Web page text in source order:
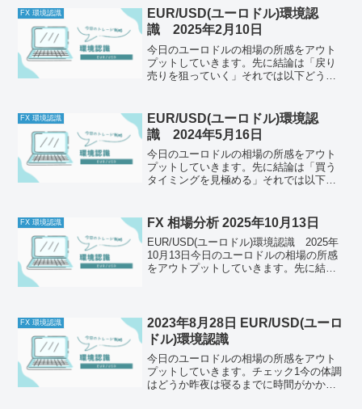
調がいいと思います。ただこれから大雨
が降る予報をみたせいか、な...
FX 環境認識
EUR/USD(ユーロドル)環境認
識 2025年2月10日
今日のユーロドルの相場の所感をアウト
プットしていきます。先に結論は「戻り
売りを狙っていく」それでは以下どう
はどうか今日もとくに懸念点はなし。メ
ンタルは安定しているかメン...
FX 環境認識
EUR/USD(ユーロドル)環境認
識 2024年5月16日
今日のユーロドルの相場の所感をアウト
プットしていきます。先に結論は「買う
タイミングを見極める」それでは以下ど
調はどうか今日も体調に問題ありませ
ん。強いて言うなら少し寝不...
FX 環境認識 FX 相場分析 2025年10月13日
EUR/USD(ユーロドル)環境認識 2025年
10月13日今日のユーロドルの相場の所感
をアウトプットしていきます。先に結論
ください...
FX 環境認識
2023年8月28日 EUR/USD(ユーロ
ドル)環境認識
今日のユーロドルの相場の所感をアウト
プットしていきます。チェック1今の体調
はどうか昨夜は寝るまでに時間がかかっ